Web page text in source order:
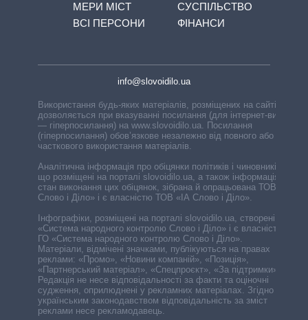
МЕРИ МІСТ
ВСІ ПЕРСОНИ
СУСПІЛЬСТВО
ФІНАНСИ
info@slovoidilo.ua
Використання будь-яких матеріалів, розміщених на сайті,
дозволяється при вказуванні посилання (для інтернет-видань
— гіперпосилання) на www.slovoidilo.ua. Посилання
(гіперпосилання) обов’язкове незалежно від повного або
часткового використання матеріалів.
Аналітична інформація про обіцянки політиків і чиновників,
що розміщені на порталі slovoidilo.ua, а також інформація про
стан виконання цих обіцянок, зібрана й опрацьована ТОВ «ІА
Слово і Діло» і є власністю ТОВ «ІА Слово і Діло».
Інфографіки, розміщені на порталі slovoidilo.ua, створені ГО
«Система народного контролю Слово і Діло» і є власністю
ГО «Система народного контролю Слово і Діло».
Матеріали, відмічені значками, публікуються на правах
реклами: «Промо», «Новини компаній», «Позиція»,
«Партнерський матеріал», «Спецпроєкт», «За підтримки».
Редакція не несе відповідальності за факти та оціночні
судження, оприлюднені у рекламних матеріалах. Згідно з
українським законодавством відповідальність за зміст
реклами несе рекламодавець.